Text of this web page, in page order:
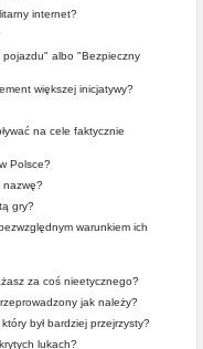
internet?
pojazdu" albo "Bezpieczny
większej inicjatywy?
na cele faktycznie
Polsce?
nazwę?
gry?
warunkiem ich
za coś nieetycznego?
jak należy?
był bardziej przejrzysty?
lukach?